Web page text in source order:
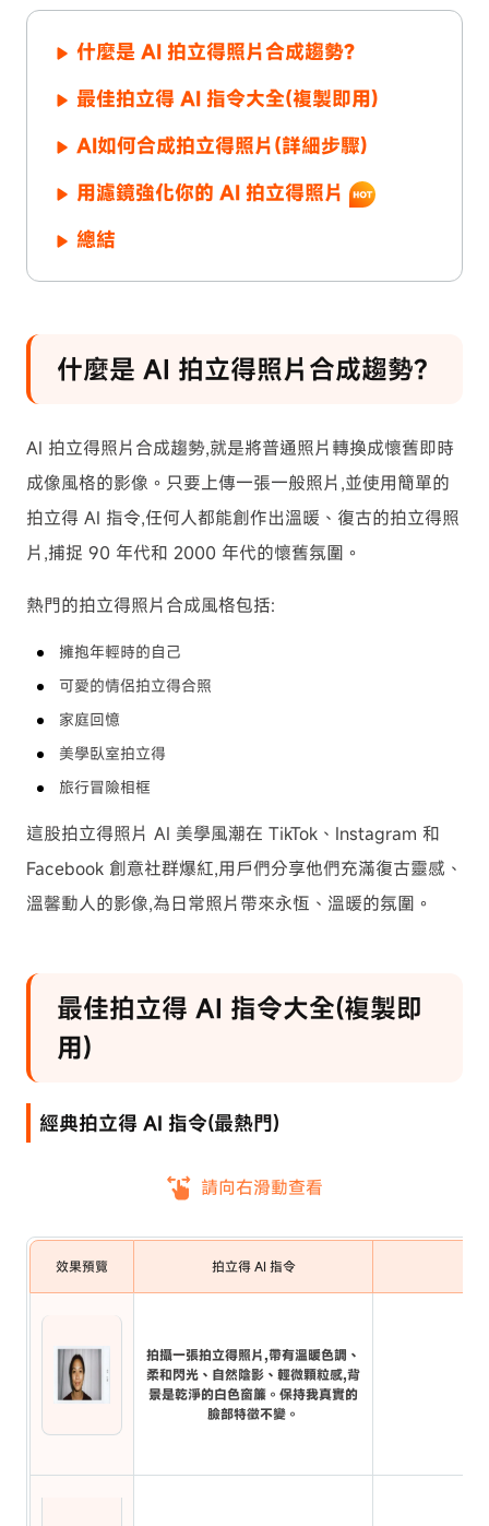
什麼是 AI 拍立得照片合成趨勢?
最佳拍立得 AI 指令大全(複製即用)
AI如何合成拍立得照片(詳細步驟)
用濾鏡強化你的 AI 拍立得照片
總結
什麼是 AI 拍立得照片合成趨勢?
AI 拍立得照片合成趨勢,就是將普通照片轉換成懷舊即時
成像風格的影像。只要上傳一張一般照片,並使用簡單的
拍立得 AI 指令,任何人都能創作出溫暖、復古的拍立得照
片,捕捉 90 年代和 2000 年代的懷舊氛圍。
熱門的拍立得照片合成風格包括:
擁抱年輕時的自己
可愛的情侶拍立得合照
家庭回憶
美學臥室拍立得
旅行冒險相框
這股拍立得照片 AI 美學風潮在 TikTok、Instagram 和
Facebook 創意社群爆紅,用戶們分享他們充滿復古靈感、
溫馨動人的影像,為日常照片帶來永恆、溫暖的氛圍。
最佳拍立得 AI 指令大全(複製即
用)
經典拍立得 AI 指令(最熱門)
請向右滑動查看
效果預覽 拍立得 AI 指令
拍攝一張拍立得照片,帶有溫暖色調、
柔和閃光、自然陰影、輕微顆粒感,背
景是乾淨的白色窗簾。保持我真實的
臉部特徵不變。